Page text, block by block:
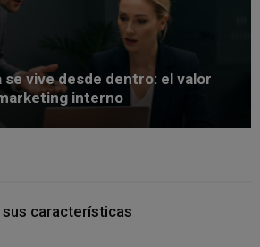
se vive desde dentro: el valor
interno
características